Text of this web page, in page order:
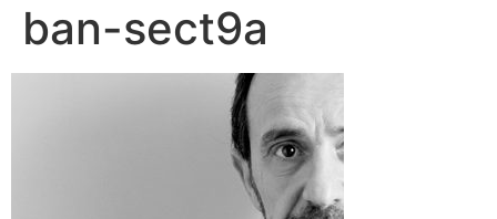
ban-sect9a